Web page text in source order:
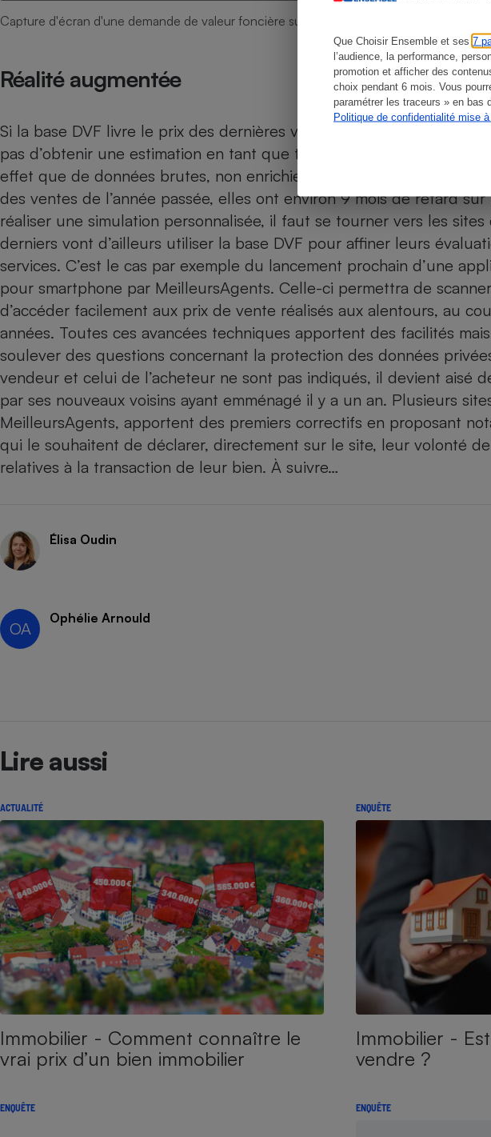
Que Choisir Ensemble et ses 7
l’audience, la performance,
promotion et afficher des
choix pendant 6 mois. Vous
paramétrer les traceurs » en bas
Politique de confidentialité mise
Capture d'écran d'une demande de valeur foncière sur Nancy (54).
Réalité augmentée
Si la base DVF livre le prix des dernières ventes réalisées dans le
pas d’obtenir une estimation en tant que telle de la valeur de son
effet que de données brutes, non enrichies et actualisées (les
des ventes de l’année passée, elles ont environ 9 mois de retard
réaliser une simulation personnalisée, il faut se tourner vers les sites
derniers vont d’ailleurs utiliser la base DVF pour affiner leurs
services. C’est le cas par exemple du lancement prochain d’une
pour smartphone par MeilleursAgents. Celle-ci permettra de
d’accéder facilement aux prix de vente réalisés aux alentours, au
années. Toutes ces avancées techniques apportent des facilités
soulever des questions concernant la protection des données
vendeur et celui de l’acheteur ne sont pas indiqués, il devient aisé
par ses nouveaux voisins ayant emménagé il y a un an. Plusieurs
MeilleursAgents, apportent des premiers correctifs en proposant
qui le souhaitent de déclarer, directement sur le site, leur volonté
relatives à la transaction de leur bien. À suivre…
Élisa Oudin
OA
Ophélie Arnould
Lire aussi
ACTUALITÉ
Immobilier - Comment connaître le
vrai prix d’un bien immobilier
ENQUÊTE
Immobilier -
vendre ?
ENQUÊTE ENQUÊTE